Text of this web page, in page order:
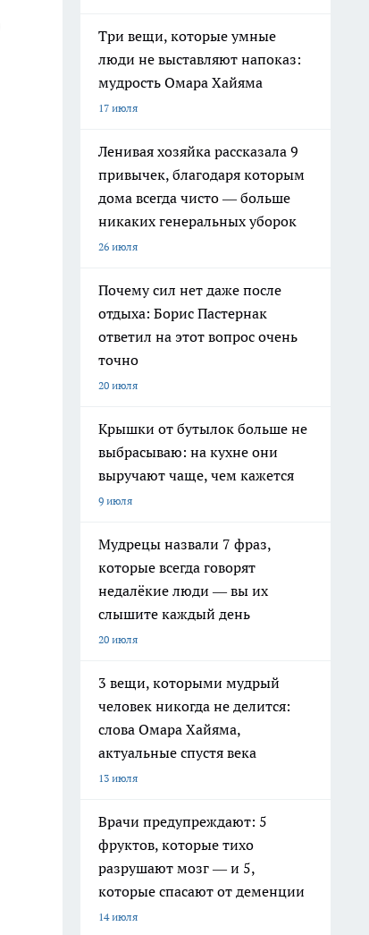
Три вещи, которые умные
люди не выставляют напоказ:
мудрость Омара Хайяма
17 июля
Ленивая хозяйка рассказала 9
привычек, благодаря которым
дома всегда чисто — больше
никаких генеральных уборок
26 июля
Почему сил нет даже после
отдыха: Борис Пастернак
ответил на этот вопрос очень
точно
20 июля
Крышки от бутылок больше не
выбрасываю: на кухне они
выручают чаще, чем кажется
9 июля
Мудрецы назвали 7 фраз,
которые всегда говорят
недалёкие люди — вы их
слышите каждый день
20 июля
3 вещи, которыми мудрый
человек никогда не делится:
слова Омара Хайяма,
актуальные спустя века
13 июля
Врачи предупреждают: 5
фруктов, которые тихо
разрушают мозг — и 5,
которые спасают от деменции
14 июля